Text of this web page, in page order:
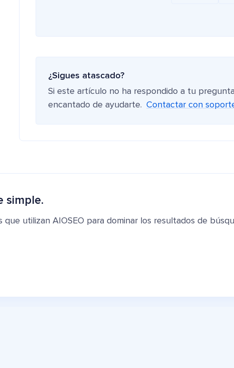
¿Sigues atascado?
Si este artículo no ha respondido a tu
encantado de ayudarte. Contactar con
simple.
utilizan AIOSEO para dominar los resultados de